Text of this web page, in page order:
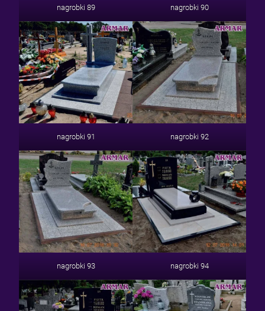
nagrobki 89 nagrobki 90
nagrobki 91 nagrobki 92
nagrobki 93 nagrobki 94